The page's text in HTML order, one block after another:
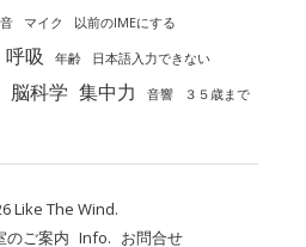
マイク 以前のIMEにする
呼吸 年齢 日本語入力できない
脳科学 集中力 音響 ３５歳まで
Like The Wind.
のご案内 Info. お問合せ